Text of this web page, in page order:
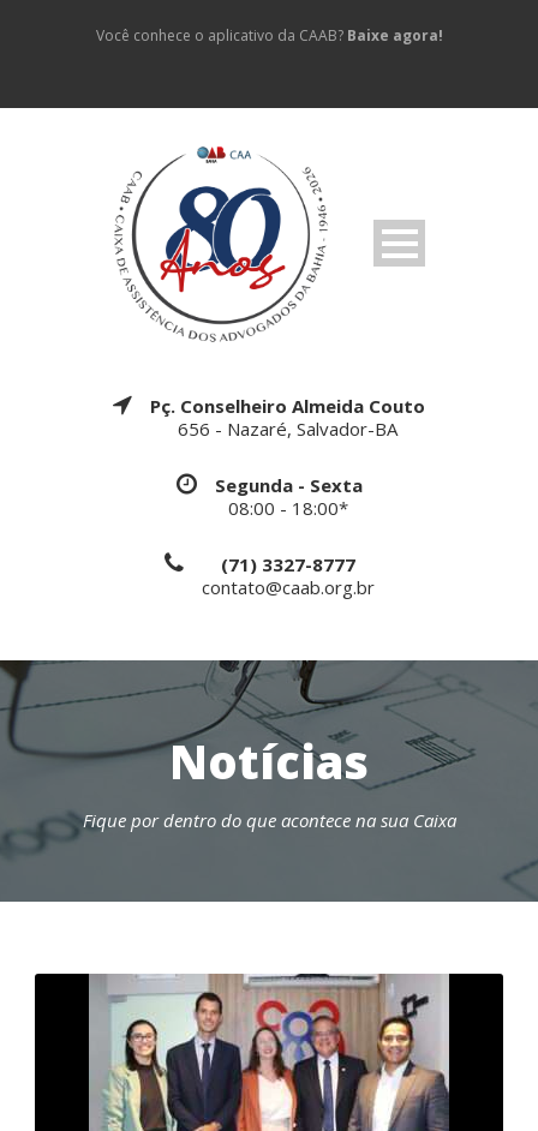
Você conhece o aplicativo da CAAB? Baixe agora!
Pç. Conselheiro Almeida Couto
656 - Nazaré, Salvador-BA
Segunda - Sexta
08:00 - 18:00*
(71) 3327-8777
contato@caab.org.br
Notícias
Fique por dentro do que acontece na sua Caixa